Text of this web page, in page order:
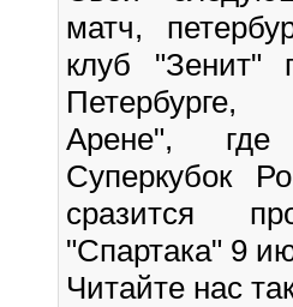
матч,
клуб "Зенит"
Арене",
Суперкубок
сразится
"Спартака" 9
Читайте нас